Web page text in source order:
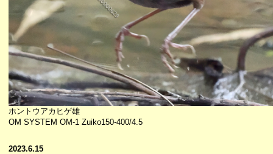
ホントウアカヒゲ雄
OM SYSTEM OM-1 Zuiko150-400/4.5
2023.6.15